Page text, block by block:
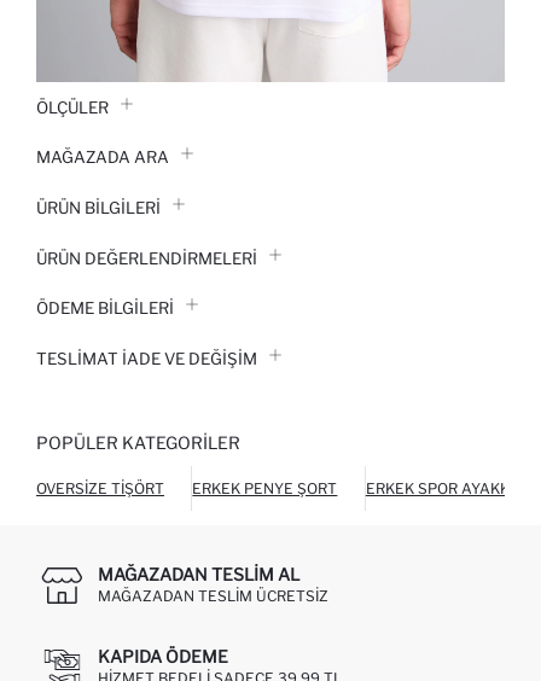
ÖLÇÜLER
MAĞAZADA ARA
ÜRÜN BILGILERI
ÜRÜN DEĞERLENDİRMELERİ
ÖDEME BİLGİLERİ
TESLIMAT İADE VE DEĞIŞIM
POPÜLER KATEGORILER
OVERSIZE TIŞÖRT ERKEK PENYE ŞORT ERKEK SPOR AYAKKABI
MAĞAZADAN TESLIM AL
MAĞAZADAN TESLIM ÜCRETSIZ
KAPIDA ÖDEME